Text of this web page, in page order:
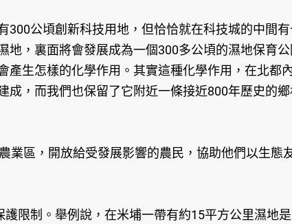
公頃創新科技用地，但恰恰就在科技城的中間
，裏面將會發展成為一個300多公頃的濕地保育
生怎樣的化學作用。其實這種化學作用，在北都
，而我們也保留了它附近一條接近800年歷史的
區，開放給受發展影響的農民，協助他們以生態
制。舉例說，在米埔一帶有約15平方公里濕地